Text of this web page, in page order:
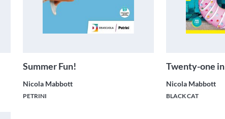
Summer Fun!
Nicola Mabbott
PETRINI
Twenty-one
Nicola Mabbott
BLACK CAT